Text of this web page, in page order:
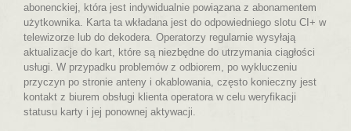
abonenckiej, która jest indywidualnie powiązana z abonamentem
użytkownika. Karta ta wkładana jest do odpowiedniego slotu CI+ w
telewizorze lub do dekodera. Operatorzy regularnie wysyłają
aktualizacje do kart, które są niezbędne do utrzymania ciągłości
usługi. W przypadku problemów z odbiorem, po wykluczeniu
przyczyn po stronie anteny i okablowania, często konieczny jest
kontakt z biurem obsługi klienta operatora w celu weryfikacji
statusu karty i jej ponownej aktywacji.